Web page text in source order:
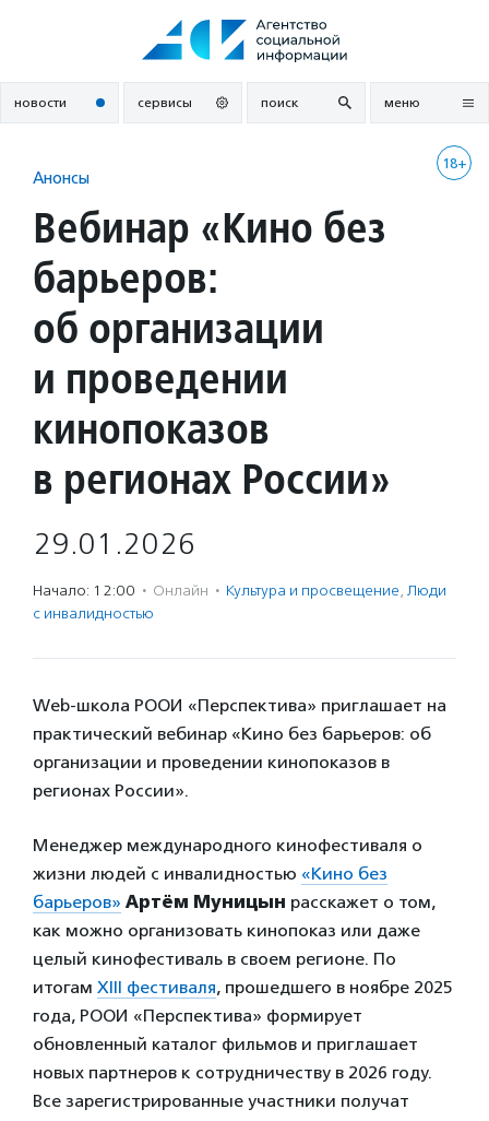
новости сервисы поиск меню
18+
Анонсы
Вебинар «Кино без
барьеров:
об организации
и проведении
кинопоказов
в регионах России»
29.01.2026
Начало: 12:00 · Онлайн · Культура и просвещение, Люди
с инвалидностью
Web-школа РООИ «Перспектива» приглашает на
практический вебинар «Кино без барьеров: об
организации и проведении кинопоказов в
регионах России».
Менеджер международного кинофестиваля о
жизни людей с инвалидностью «Кино без
барьеров» Артём Муницын расскажет о том,
как можно организовать кинопоказ или даже
целый кинофестиваль в своем регионе. По
итогам XIII фестиваля, прошедшего в ноябре 2025
года, РООИ «Перспектива» формирует
обновленный каталог фильмов и приглашает
новых партнеров к сотрудничеству в 2026 году.
Все зарегистрированные участники получат